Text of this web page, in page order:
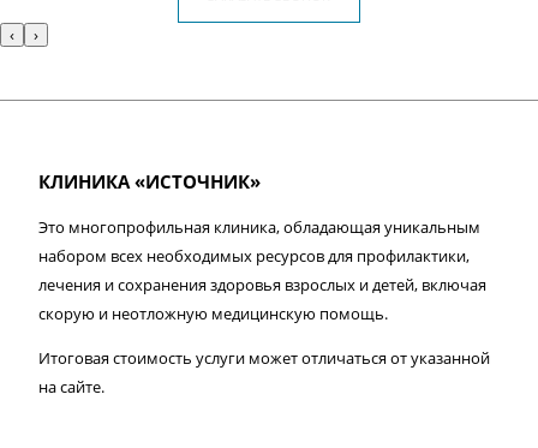
‹ ›
КЛИНИКА «ИСТОЧНИК»
Это многопрофильная клиника, обладающая уникальным
набором всех необходимых ресурсов для профилактики,
лечения и сохранения здоровья взрослых и детей, включая
скорую и неотложную медицинскую помощь.
Итоговая стоимость услуги может отличаться от указанной
на сайте.